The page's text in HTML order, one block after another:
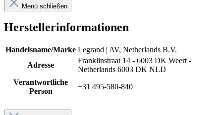
Menü schließen
Herstellerinformationen
Handelsname/Marke Legrand | AV, Netherlands B.V.
Adresse
Franklinstraat 14 - 6003 DK Weert -
Netherlands 6003 DK NLD
Verantwortliche
Person
+31 495-580-840